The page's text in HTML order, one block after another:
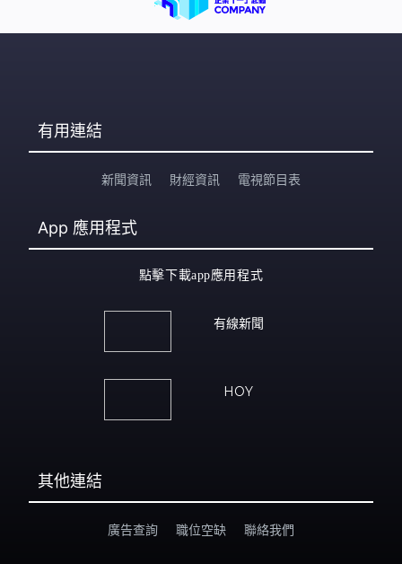
有用連結
新聞資訊 財經資訊 電視節目表
App 應用程式
點擊下載app應用程式
有線新聞
HOY
其他連結
廣告查詢 職位空缺 聯絡我們